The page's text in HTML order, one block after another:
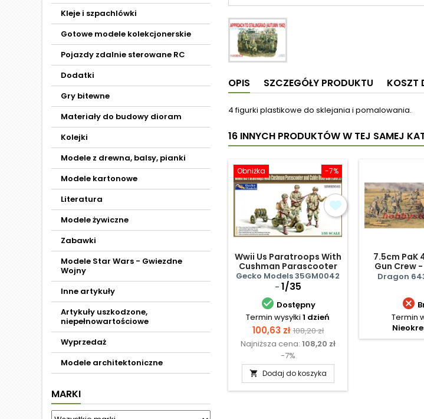
Kleje i szpachlówki
Gotowe modele kolekcjonerskie
Pojazdy zdalnie sterowane RC
Dodatki
Gry bitewne
Materiały do budowy dioram
Kolejki
Modele z drewna, balsy, pianki
Modele kartonowe
Literatura
Modele żywiczne
Zabawki
Modele Star Wars - Gwiezdne
Wojny
Inne artykuły
Artykuły uszkodzone,
niepełnowartościowe
Wyprzedaż
Modele architektoniczne
MARKI
OPIS SZCZEGÓŁY PRODUKTU KOSZT
4 figurki plastikowe do sklejania i pomalowania.
16 INNYCH PRODUKTÓW W TEJ SAMEJ
-7%
Obniżka
Wwii Us Paratroops With
Cushman Parascooter
And Cable Reel Cart (Set
2)
Gecko Models 35GM0042
- 1/35
 Dostępny
Termin wysyłki 1 dzień
Cena
100,63 zł Cena
podstawowa
108,20 zł
Najniższa cena: 108,20 zł
-7%
 Dodaj do koszyka
7.5cm PaK
Gun Crew
Dragon

Termin